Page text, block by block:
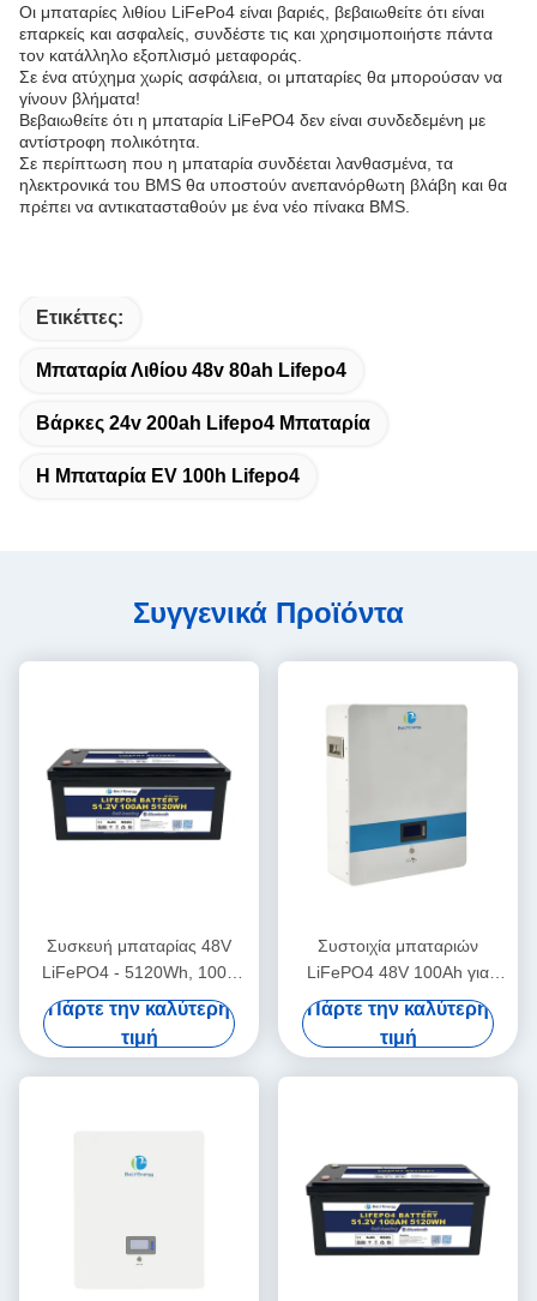
Οι μπαταρίες λιθίου LiFePo4 είναι βαριές, βεβαιωθείτε ότι είναι
επαρκείς και ασφαλείς, συνδέστε τις και χρησιμοποιήστε πάντα
τον κατάλληλο εξοπλισμό μεταφοράς.
Σε ένα ατύχημα χωρίς ασφάλεια, οι μπαταρίες θα μπορούσαν να
γίνουν βλήματα!
Βεβαιωθείτε ότι η μπαταρία LiFePO4 δεν είναι συνδεδεμένη με
αντίστροφη πολικότητα.
Σε περίπτωση που η μπαταρία συνδέεται λανθασμένα, τα
ηλεκτρονικά του BMS θα υποστούν ανεπανόρθωτη βλάβη και θα
πρέπει να αντικατασταθούν με ένα νέο πίνακα BMS.
Ετικέττες:
Μπαταρία Λιθίου 48v 80ah Lifepo4
Βάρκες 24v 200ah Lifepo4 Μπαταρία
Η Μπαταρία EV 100h Lifepo4
Συγγενικά Προϊόντα
Συσκευή μπαταρίας 48V
LiFePO4 - 5120Wh, 100A
εκφόρτιση, περίβλημα IP65
Πάρτε την καλύτερη
τιμή
Συστοιχία μπαταριών
LiFePO4 48V 100Ah για
ηλιακά & αυτόνομα
συστήματα
Πάρτε την καλύτερη
τιμή